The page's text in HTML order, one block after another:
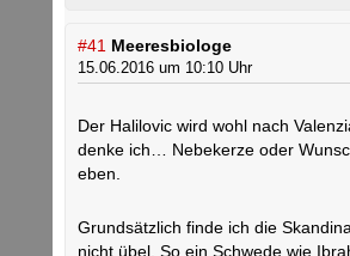
#41 Meeresbiologe
15.06.2016 um 10:10 Uhr
Der Halilovic wird wohl nach
denke ich… Nebekerze oder
eben.
Grundsätzlich finde ich die
nicht übel. So ein Schwede wie